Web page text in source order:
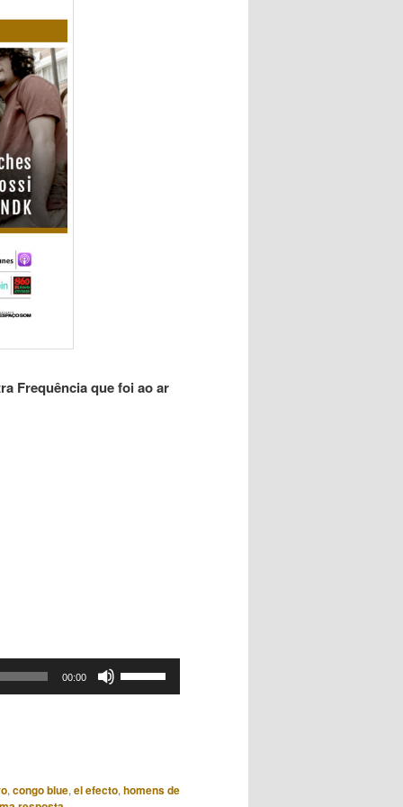
Frequência que foi ao ar
00:00
para
, congo blue, el efecto, homens de